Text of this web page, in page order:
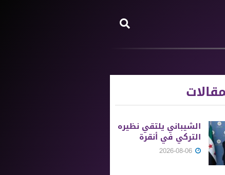
الشيباني يلتقي نظيره
التركي في أنقرة